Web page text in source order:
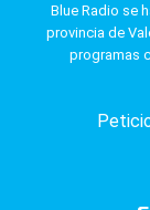
Blue Radio se
provincia de
programas